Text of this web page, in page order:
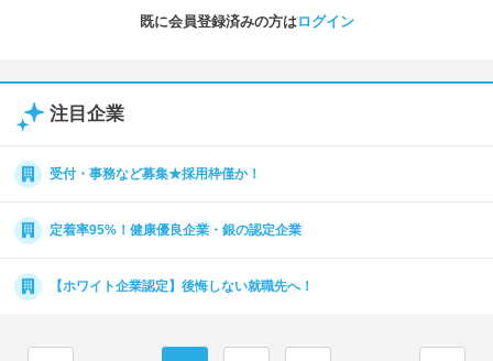
既に会員登録済みの方はログイン
注目企業
受付・事務など募集★採用枠僅か！
定着率95%！健康優良企業・銀の認定企業
【ホワイト企業認定】後悔しない就職先へ！